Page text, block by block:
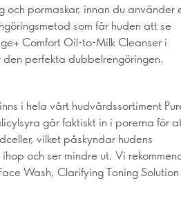
pormaskar, innan du använder
som får huden att se
Comfort Oil-to-Milk Cleanser i
den perfekta dubbelrengöringen.
i hela vårt hudvårdssortiment
går faktiskt in i porerna för
vilket påskyndar hudens
och ser mindre ut. Vi
Wash, Clarifying Toning Solution